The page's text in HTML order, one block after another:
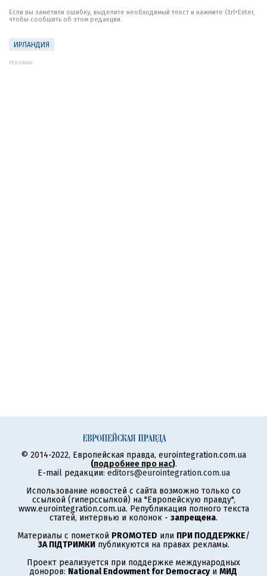
Если вы заметили ошибку, выделите необходимый текст и нажмите Ctrl+Enter,
чтобы сообщить об этом редакции.
ИРЛАНДИЯ
РЕКЛАМА:
© 2014-2022, Европейская правда, eurointegration.com.ua
(подробнее про нас).
E-mail редакции: editors@eurointegration.com.ua
Использование новостей с сайта возможно только со
ссылкой (гиперссылкой) на "Европейскую правду",
www.eurointegration.com.ua. Републикация полного текста
статей, интервью и колонок - запрещена.
Материалы с пометкой PROMOTED или ПРИ ПОДДЕРЖКЕ/
ЗА ПІДТРИМКИ публикуются на правах рекламы.
Проект реализуется при поддержке международных
доноров: National Endowment for Democracyи МИД